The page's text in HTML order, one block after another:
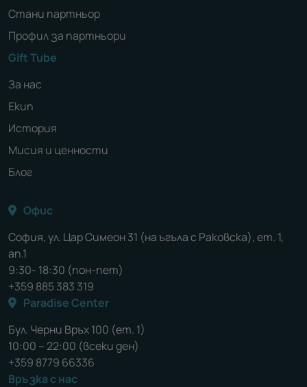
Стани партньор
Профил за партньори
Gift Tube
За нас
Екип
История
Мисия и ценности
Блог
Офис
София, ул. Цар Симеон 31 (на ъгъла с Раковска), ет. 1,
ап.1
9:30- 18:30 (пон-пет)
+359 885 383 319
Paradise Center
Бул. Черни Връх 100 (ет. 1)
10:00 – 22:00 (всеки ден)
+359 8779 66336
Връзка с нас